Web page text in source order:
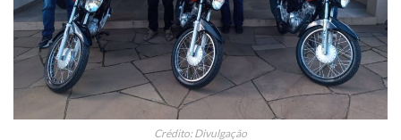
Crédito: Divulgação